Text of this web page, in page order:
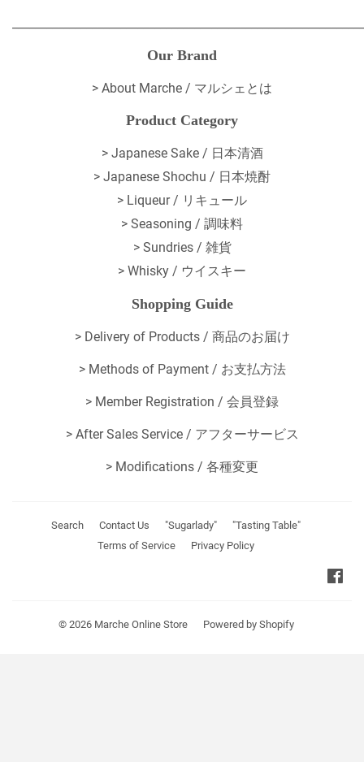
Our Brand
> About Marche / マルシェとは
Product Category
> Japanese Sake / 日本清酒
> Japanese Shochu / 日本焼酎
> Liqueur / リキュール
> Seasoning / 調味料
> Sundries / 雑貨
> Whisky / ウイスキー
Shopping Guide
> Delivery of Products / 商品のお届け
> Methods of Payment / お支払方法
> Member Registration / 会員登録
> After Sales Service / アフターサービス
> Modifications / 各種変更
Search Contact Us "Sugarlady"
"Tasting Table"
Terms of Service
Privacy Policy
© 2026 Marche Online Store Powered by Shopify